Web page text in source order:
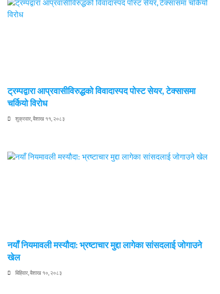
ट्रम्पद्वारा आप्रवासीविरुद्धको विवादास्पद पोस्ट सेयर, टेक्सासमा
चर्कियो विरोध
शुक्रवार, बैशाख ११, २०८३
नयाँ नियमावली मस्यौदा: भ्रष्टाचार मुद्दा लागेका सांसदलाई जोगाउने
खेल
बिहिवार, बैशाख १०, २०८३